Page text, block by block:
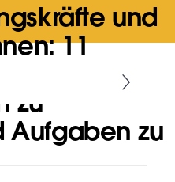
und
11
zu
Aufgaben zu